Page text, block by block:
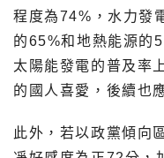
程度為74%，水力發
的65%和地熱能源的
太陽能發電的普及率
的國人喜愛，後續也
此外，若以政黨傾向